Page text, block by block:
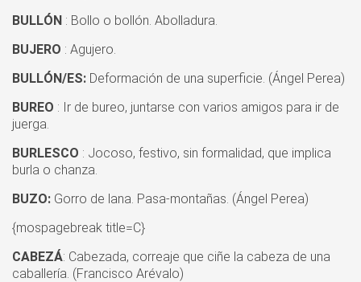
BULLÓN : Bollo o bollón. Abolladura.
BUJERO : Agujero.
BULLÓN/ES: Deformación de una superficie. (Ángel Perea)
BUREO : Ir de bureo, juntarse con varios amigos para ir de
juerga.
BURLESCO : Jocoso, festivo, sin formalidad, que implica
burla o chanza.
BUZO: Gorro de lana. Pasa-montañas. (Ángel Perea)
{mospagebreak title=C}
CABEZÁ: Cabezada, correaje que ciñe la cabeza de una
caballería. (Francisco Arévalo)